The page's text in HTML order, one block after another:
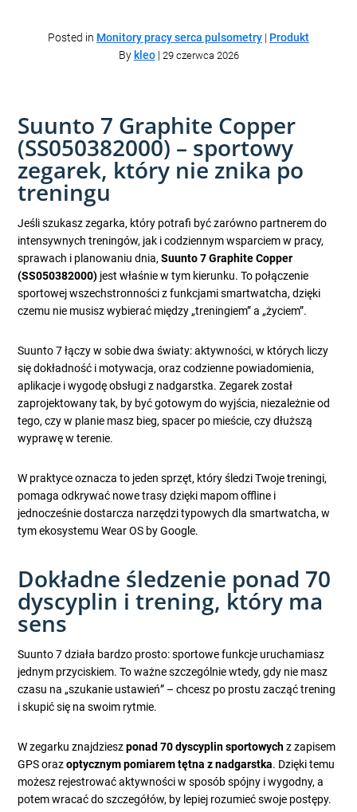
Posted in Monitory pracy serca pulsometry | Produkt
By kleo| 29 czerwca 2026
Suunto 7 Graphite Copper
(SS050382000) – sportowy
zegarek, który nie znika po
treningu
Jeśli szukasz zegarka, który potrafi być zarówno partnerem do
intensywnych treningów, jak i codziennym wsparciem w pracy,
sprawach i planowaniu dnia,Suunto 7 Graphite Copper
(SS050382000) jest właśnie w tym kierunku. To połączenie
sportowej wszechstronności z funkcjami smartwatcha, dzięki
czemu nie musisz wybierać między „treningiem” a „życiem”.
Suunto 7 łączy w sobie dwa światy: aktywności, w których liczy
się dokładność i motywacja, oraz codzienne powiadomienia,
aplikacje i wygodę obsługi z nadgarstka. Zegarek został
zaprojektowany tak, by być gotowym do wyjścia, niezależnie od
tego, czy w planie masz bieg, spacer po mieście, czy dłuższą
wyprawę w terenie.
W praktyce oznacza to jeden sprzęt, który śledzi Twoje treningi,
pomaga odkrywać nowe trasy dzięki mapom offline i
jednocześnie dostarcza narzędzi typowych dla smartwatcha, w
tym ekosystemu Wear OS by Google.
Dokładne śledzenie ponad 70
dyscyplin i trening, który ma
sens
Suunto 7 działa bardzo prosto: sportowe funkcje uruchamiasz
jednym przyciskiem. To ważne szczególnie wtedy, gdy nie masz
czasu na „szukanie ustawień” – chcesz po prostu zacząć trening
i skupić się na swoim rytmie.
W zegarku znajdzieszponad 70 dyscyplin sportowychz zapisem
GPS orazoptycznym pomiarem tętna z nadgarstka. Dzięki temu
możesz rejestrować aktywności w sposób spójny i wygodny, a
potem wracać do szczegółów, by lepiej rozumieć swoje postępy.